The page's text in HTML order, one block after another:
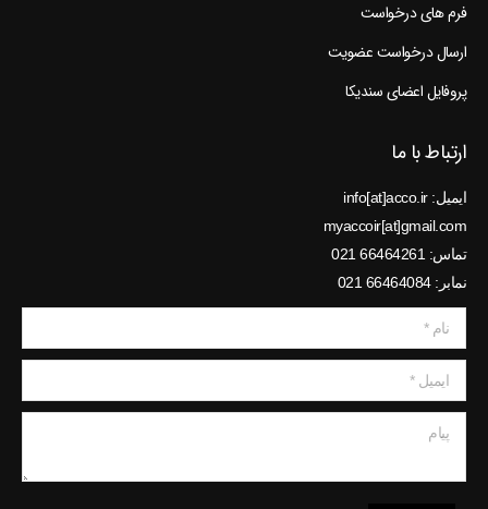
فرم های درخواست
ارسال درخواست عضویت
پروفایل اعضای سندیکا
ارتباط با ما
ایمیل: info[at]acco.ir
myaccoir[at]gmail.com
تماس: 66464261 021
نمابر: 66464084 021
نام *
ایمیل *